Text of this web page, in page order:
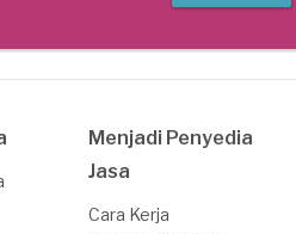
Menjadi Penyedia
Jasa
Cara Kerja